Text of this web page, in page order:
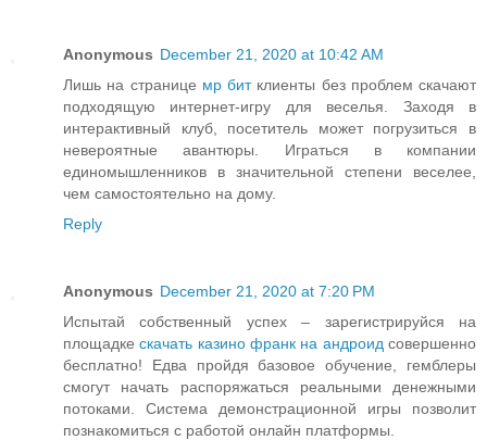
Anonymous December 21, 2020 at 10:42 AM
Лишь на странице мр битклиенты без проблем скачают
подходящую интернет-игру для веселья. Заходя в
интерактивный клуб, посетитель может погрузиться в
невероятные авантюры. Играться в компании
единомышленников в значительной степени веселее,
чем самостоятельно на дому.
Reply
Anonymous December 21, 2020 at 7:20 PM
Испытай собственный успех – зарегистрируйся на
площадкескачать казино франк на андроид совершенно
бесплатно! Едва пройдя базовое обучение, гемблеры
смогут начать распоряжаться реальными денежными
потоками. Система демонстрационной игры позволит
познакомиться с работой онлайн платформы.